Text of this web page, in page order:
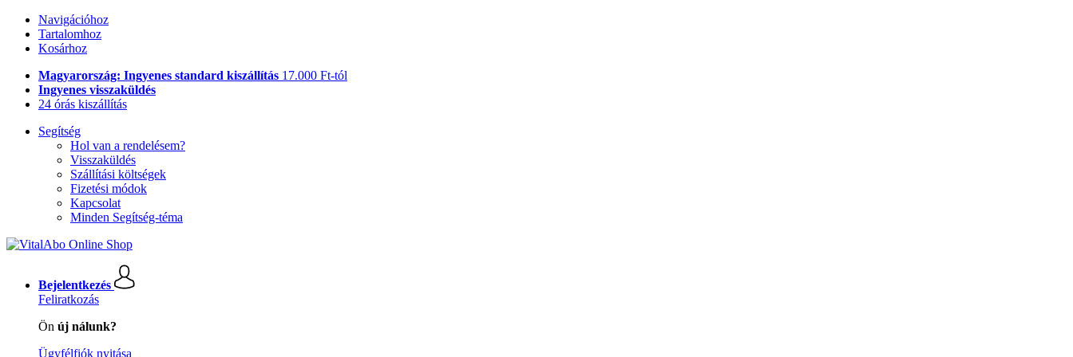
Navigációhoz
Tartalomhoz
Kosárhoz
Magyarország: Ingyenes standard kiszállítás 17.000 Ft-tól
Ingyenes visszaküldés
24 órás kiszállítás
Segítség
Hol van a rendelésem?
Visszaküldés
Szállítási költségek
Fizetési módok
Kapcsolat
Minden Segítség-téma
Bejelentkezés
Feliratkozás
Ön új nálunk?
Ügyfélfiók nyitása